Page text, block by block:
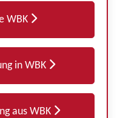
WBK
in WBK
aus WBK